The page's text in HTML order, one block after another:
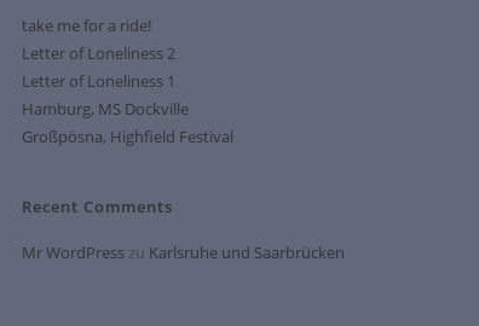
take me for a ride!
Letter of Loneliness 2
Letter of Loneliness 1
Hamburg, MS Dockville
Großpösna, Highfield Festival
Recent Comments
Mr WordPress zu Karlsruhe und Saarbrücken